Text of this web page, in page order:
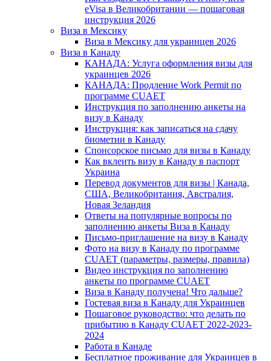
eVisa в Великобритании — пошаговая
инструкция 2026
Виза в Мексику
Виза в Мексику для украинцев 2026
Виза в Канаду
КАНАДА: Услуга оформления визы для
украинцев 2026
КАНАДА: Продление Work Permit по
программе CUAET
Инструкция по заполнению анкеты на
визу в Канаду
Инструкция: как записаться на сдачу
биометии в Канаду
Спонсорское письмо для визы в Канаду
Как вклеить визу в Канаду в паспорт
Украина
Перевод документов для визы | Канада,
США, Великобритания, Австралия,
Новая Зеландия
Ответы на популярные вопросы по
заполнению анкеты Виза в Канаду
Письмо-приглашение на визу в Канаду
Фото на визу в Канаду по программе
CUAET (параметры, размеры, правила)
Видео инструкция по заполнению
анкеты по программе CUAET
Виза в Канаду получена! Что дальше?
Гостевая виза в Канаду для Украинцев
Пошаговое руководство: что делать по
прибытию в Канаду CUAET 2022-2023-
2024
Работа в Канаде
Бесплатное проживание для Украинцев в